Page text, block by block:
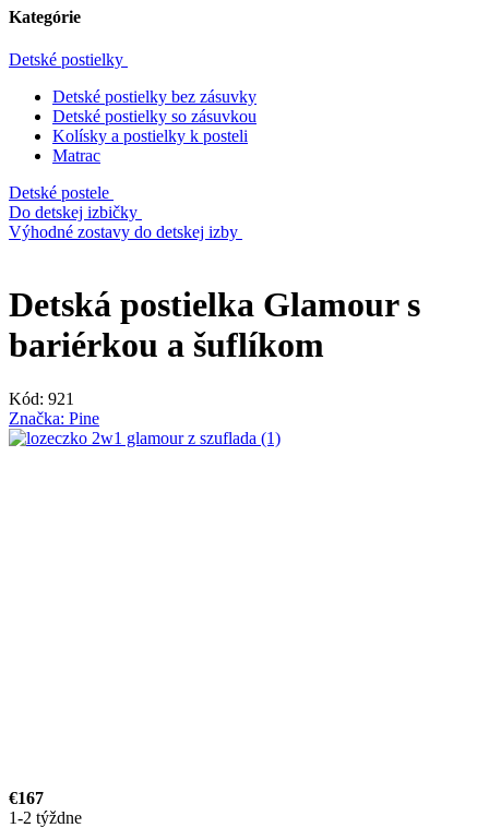
Kategórie
Detské postielky
Detské postielky bez zásuvky
Detské postielky so zásuvkou
Kolísky a postielky k posteli
Matrac
Detské postele
Do detskej izbičky
Výhodné zostavy do detskej izby
Detská postielka Glamour s
bariérkou a šuflíkom
Kód: 921
Značka: Pine
€167
1-2 týždne